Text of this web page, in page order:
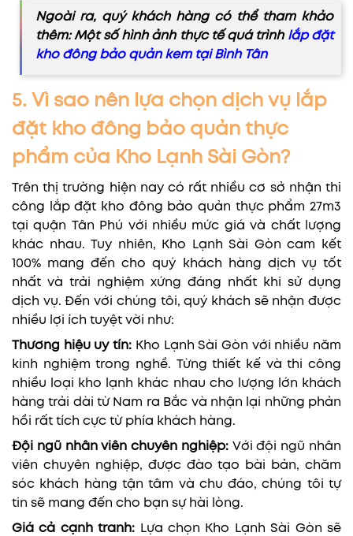
Ngoài ra, quý khách hàng có thể tham khảo
thêm: Một số hình ảnh thực tế quá trình lắp đặt
kho đông bảo quản kem tại Bình Tân
5. Vì sao nên lựa chọn dịch vụ lắp
đặt kho đông bảo quản thực
phẩm của Kho Lạnh Sài Gòn?
Trên thị trường hiện nay có rất nhiều cơ sở nhận thi
công lắp đặt kho đông bảo quản thực phẩm 27m3
tại quận Tân Phú với nhiều mức giá và chất lượng
khác nhau. Tuy nhiên, Kho Lạnh Sài Gòn cam kết
100% mang đến cho quý khách hàng dịch vụ tốt
nhất và trải nghiệm xứng đáng nhất khi sử dụng
dịch vụ. Đến với chúng tôi, quý khách sẽ nhận được
nhiều lợi ích tuyệt vời như:
Thương hiệu uy tín: Kho Lạnh Sài Gòn với nhiều năm
kinh nghiệm trong nghề. Từng thiết kế và thi công
nhiều loại kho lạnh khác nhau cho lượng lớn khách
hàng trải dài từ Nam ra Bắc và nhận lại những phản
hồi rất tích cực từ phía khách hàng.
Đội ngũ nhân viên chuyên nghiệp:Với đội ngũ nhân
viên chuyên nghiệp, được đào tạo bài bản, chăm
sóc khách hàng tận tâm và chu đáo, chúng tôi tự
tin sẽ mang đến cho bạn sự hài lòng.
Giá cả cạnh tranh: Lựa chọn Kho Lạnh Sài Gòn sẽ